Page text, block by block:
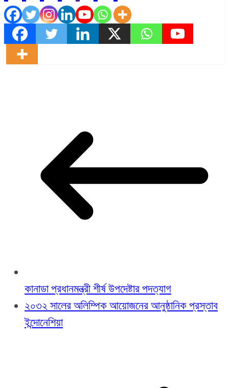
কানাডা প্রধানমন্ত্রী শীর্ষ উপদেষ্টার পদত্যাগ
২০৩২ সালের অলিম্পিক আয়োজনের আনুষ্ঠানিক প্রস্তাব
ইন্দোনেশিয়া